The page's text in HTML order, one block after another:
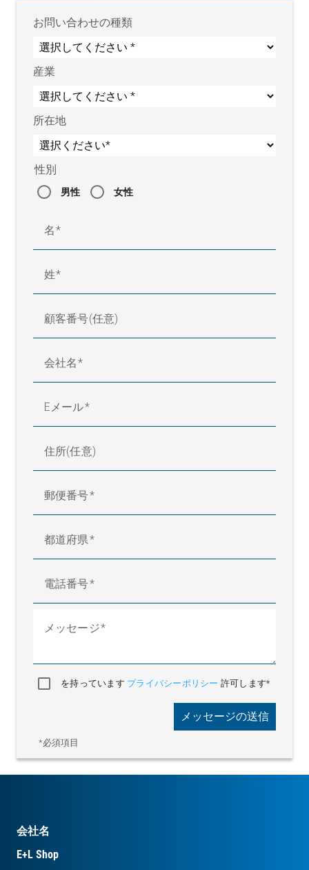
お問い合わせの種類
産業
所在地
性別
男性 女性
名
姓
顧客番号(任意)
会社名
Eメール
住所(任意)
郵便番号
都道府県
電話番号
メッセージ
を持っています プライバシーポリシー 許可します*
*必須項目
メッセージの送信
会社名
E+L Shop